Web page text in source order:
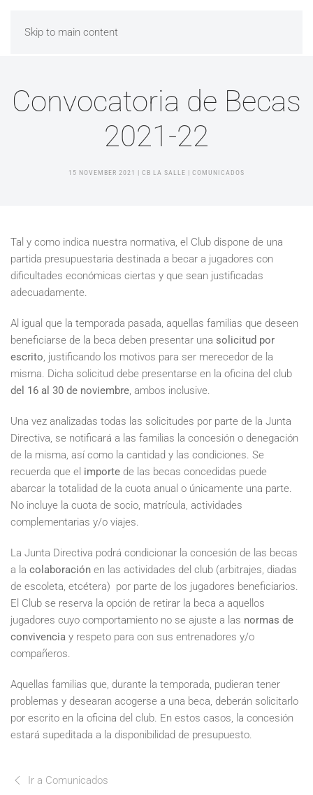
Skip to main content
Convocatoria de Becas
2021-22
15 NOVEMBER 2021 | CB LA SALLE | COMUNICADOS
Tal y como indica nuestra normativa, el Club dispone de una
partida presupuestaria destinada a becar a jugadores con
dificultades económicas ciertas y que sean justificadas
adecuadamente.
Al igual que la temporada pasada, aquellas familias que deseen
beneficiarse de la beca deben presentar una solicitud por
escrito, justificando los motivos para ser merecedor de la
misma. Dicha solicitud debe presentarse en la oficina del club
del 16 al 30 de noviembre, ambos inclusive.
Una vez analizadas todas las solicitudes por parte de la Junta
Directiva, se notificará a las familias la concesión o denegación
de la misma, así como la cantidad y las condiciones. Se
recuerda que el importe de las becas concedidas puede
abarcar la totalidad de la cuota anual o únicamente una parte.
No incluye la cuota de socio, matrícula, actividades
complementarias y/o viajes.
La Junta Directiva podrá condicionar la concesión de las becas
a la colaboración en las actividades del club (arbitrajes, diadas
de escoleta, etcétera) por parte de los jugadores beneficiarios.
El Club se reserva la opción de retirar la beca a aquellos
jugadores cuyo comportamiento no se ajuste a las normas de
convivencia y respeto para con sus entrenadores y/o
compañeros.
Aquellas familias que, durante la temporada, pudieran tener
problemas y desearan acogerse a una beca, deberán solicitarlo
por escrito en la oficina del club. En estos casos, la concesión
estará supeditada a la disponibilidad de presupuesto.
Ir a Comunicados